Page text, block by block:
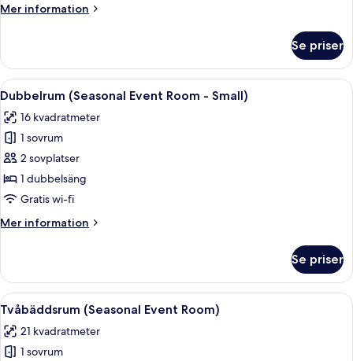
-Mer information
Mer
(Seasonal
Event
Room
Semi
Double)
Se priser
Öppna
alla
foton
för
Dubbelrum
(Seasonal
Event
-
Ett hotellrum med en säng, ett
8
Dubbelrum (Seasonal Event Room - Small)
16 kvadratmeter
1 sovrum
2 sovplatser
1 dubbelsäng
Gratis wi-fi
Mer information
Mer
(Seasonal
Event
Room
Small)
Se priser
Öppna
alla
foton
för
Ett hotellrum med två sängar, ett
6
Tvåbäddsrum (Seasonal Event Room)
21 kvadratmeter
1 sovrum